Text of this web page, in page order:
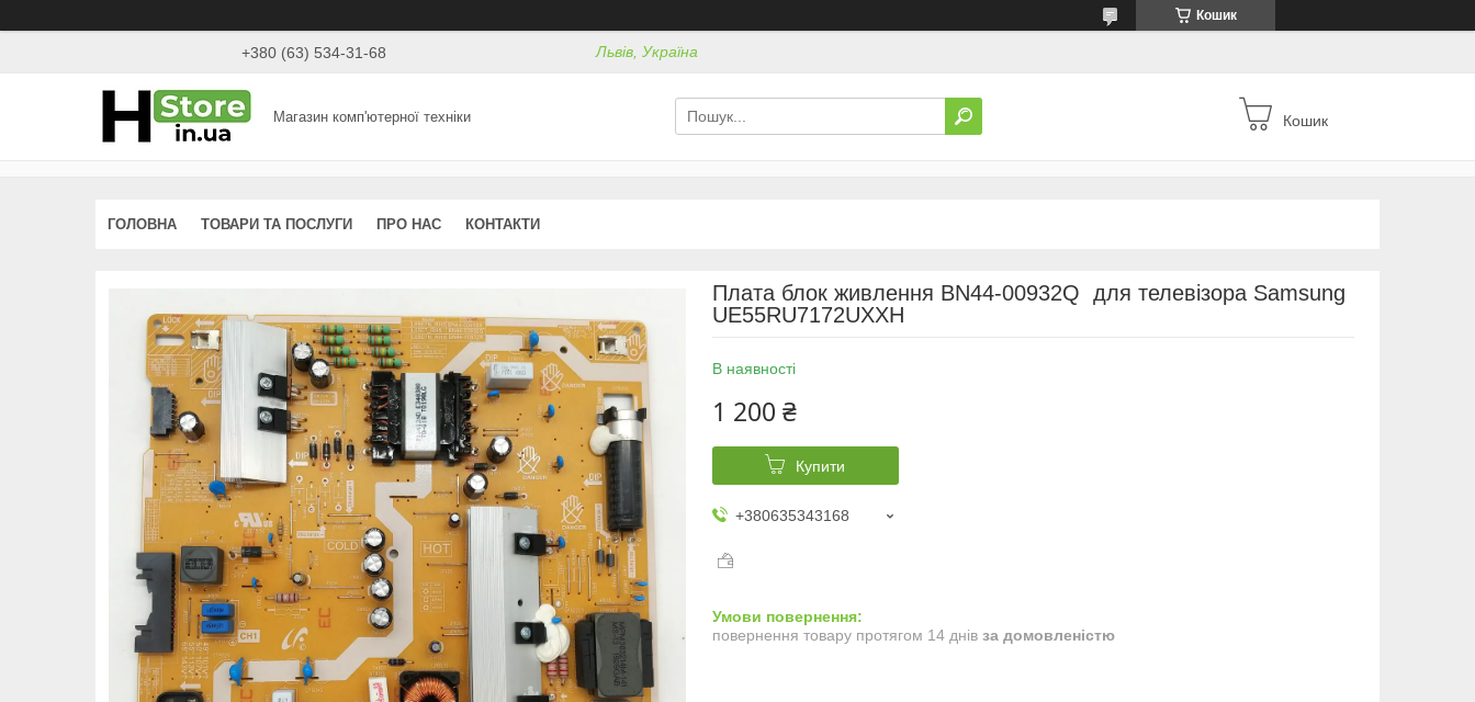
Кошик
+380 (63) 534-31-68 Львів, Україна
Магазин комп'ютерної техніки Кошик
ГОЛОВНА ТОВАРИ ТА ПОСЛУГИ ПРО НАС КОНТАКТИ
Плата блок живлення BN44-00932Q для телевізора Samsung
UE55RU7172UXXH
В наявності
1 200 ₴
Купити
+380635343168
повернення товару протягом 14 днів за домовленістю